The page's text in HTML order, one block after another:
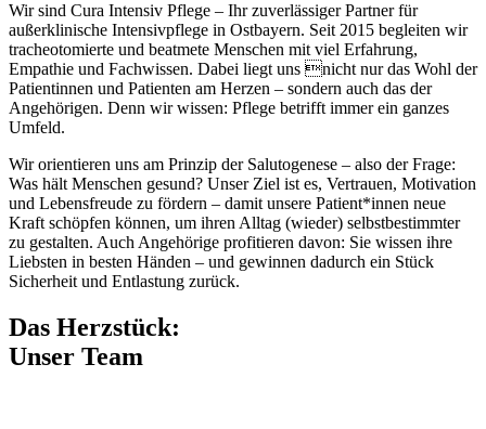
Wir sind Cura Intensiv Pflege – Ihr zuverlässiger Partner für
außerklinische Intensivpflege in Ostbayern. Seit 2015 begleiten wir
tracheotomierte und beatmete Menschen mit viel Erfahrung,
Empathie und Fachwissen. Dabei liegt uns nicht nur das Wohl der
Patientinnen und Patienten am Herzen – sondern auch das der
Angehörigen. Denn wir wissen: Pflege betrifft immer ein ganzes
Umfeld.
Wir orientieren uns am Prinzip der Salutogenese – also der Frage:
Was hält Menschen gesund? Unser Ziel ist es, Vertrauen, Motivation
und Lebensfreude zu fördern – damit unsere Patient*innen neue
Kraft schöpfen können, um ihren Alltag (wieder) selbstbestimmter
zu gestalten. Auch Angehörige profitieren davon: Sie wissen ihre
Liebsten in besten Händen – und gewinnen dadurch ein Stück
Sicherheit und Entlastung zurück.
Das Herzstück:
Unser Team